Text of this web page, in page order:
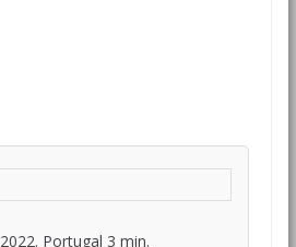
2022. Portugal 3 min.